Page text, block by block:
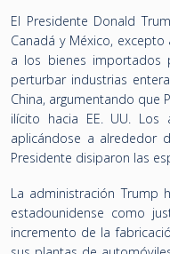
El Presidente Donald
Canadá y México,
a los bienes importados
perturbar industrias
China, argumentando que
ilícito hacia EE. UU.
aplicándose a alrededor
Presidente disiparon las
La administración
estadounidense como
incremento de la